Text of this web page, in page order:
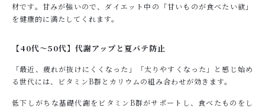
材です。甘みが強いので、ダイエット中の「甘いものが食べたい欲」
を健康的に満たしてくれます。
【40代～50代】代謝アップと夏バテ防止
「最近、疲れが抜けにくくなった」「太りやすくなった」と感じ始め
る世代には、ビタミンB群とカリウムの組み合わせが効きます。
低下しがちな基礎代謝をビタミンB群がサポートし、食べたものをし